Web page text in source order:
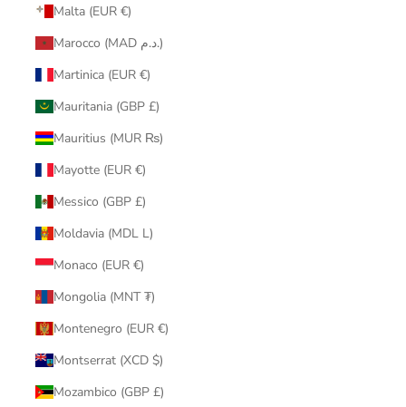
Malta (EUR €)
Marocco (MAD د.م.)
Martinica (EUR €)
Mauritania (GBP £)
Mauritius (MUR ₨)
Mayotte (EUR €)
Messico (GBP £)
Moldavia (MDL L)
Monaco (EUR €)
Mongolia (MNT ₮)
Montenegro (EUR €)
Montserrat (XCD $)
Mozambico (GBP £)